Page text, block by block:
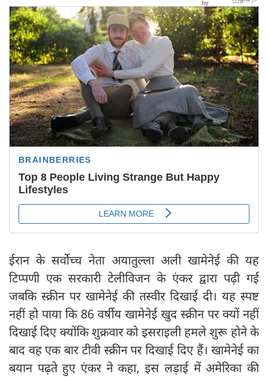
ईरान के सर्वोच्च नेता अयातुल्ला अली खामेनेई की यह
टिप्पणी एक सरकारी टेलीविजन के एंकर द्वारा पढ़ी गई
जबकि स्क्रीन पर खामेनेई की तस्वीर दिखाई दी। यह स्पष्ट
नहीं हो पाया कि 86 वर्षीय खामेनेई खुद स्क्रीन पर क्यों नहीं
दिखाई दिए क्योंकि शुक्रवार को इसराइली हमले शुरू होने के
बाद वह एक बार टीवी स्क्रीन पर दिखाई दिए हैं। खामेनेई का
बयान पढ़ते हुए एंकर ने कहा, इस लड़ाई में अमेरिका की